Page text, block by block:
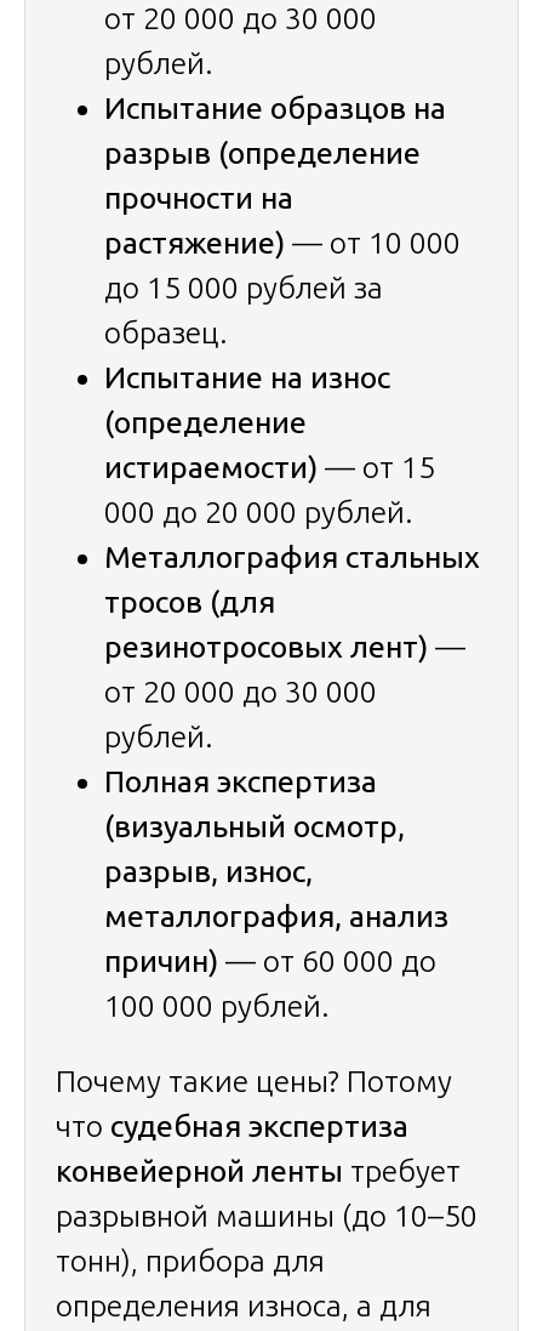
от 20 000 до 30 000
рублей.
Испытание образцов на
разрыв (определение
прочности на
растяжение) — от 10 000
до 15 000 рублей за
образец.
Испытание на износ
(определение
истираемости) — от 15
000 до 20 000 рублей.
Металлография стальных
тросов (для
резинотросовых лент) —
от 20 000 до 30 000
рублей.
Полная экспертиза
(визуальный осмотр,
разрыв, износ,
металлография, анализ
причин) — от 60 000 до
100 000 рублей.
Почему такие цены? Потому
что судебная экспертиза
конвейерной ленты требует
разрывной машины (до 10–50
тонн), прибора для
определения износа, а для